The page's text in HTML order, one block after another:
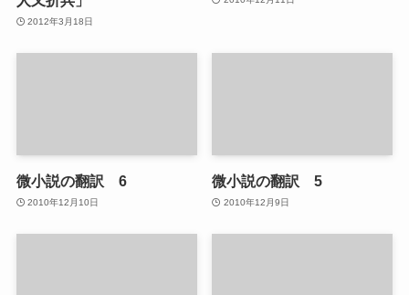
2012年3月18日
微小説の翻訳 6
2010年12月10日
微小説の翻訳 5
2010年12月9日